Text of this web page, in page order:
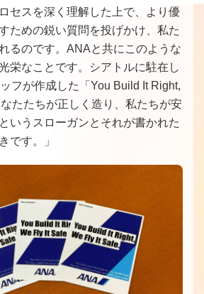
セスを深く理解した上で、より優
ための鋭い質問を投げかけ、私た
るのです。ANAと共にこのような
栄なことです。シアトルに駐在し
フが作成した「You Build It Right,
たたちが正しく造り、私たちが安
いうスローガンとそれが書かれた
です。」